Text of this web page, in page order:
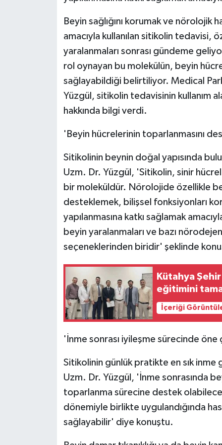
Beyin sağlığını korumak ve
amacıyla kullanılan sitikolin tedavisi,
yaralanmaları sonrası gündeme
rol oynayan bu molekülün, beyin
sağlayabildiği belirtiliyor. Medical
Yüzgül, sitikolin tedavisinin kullanım
hakkında bilgi verdi.
'Beyin hücrelerinin toparlanmasını
Sitikolinin beynin doğal yapısında
Uzm. Dr. Yüzgül, 'Sitikolin, sinir
bir moleküldür. Nörolojide özellikle
desteklemek, bilişsel fonksiyonları
yapılanmasına katkı sağlamak
beyin yaralanmaları ve bazı
seçeneklerinden biridir' şeklinde
Kütahya
eğitimini
İçeriği
'İnme sonrası iyileşme sürecinde öne
Sitikolinin günlük pratikte en sık inme
Uzm. Dr. Yüzgül, 'İnme sonrasında
toparlanma sürecine destek
dönemiyle birlikte uygulandığında
sağlayabilir' diye konuştu.
KÜLTÜR SANAT
Otomobil
POLİTİKA
SPOR HABERLERİ
ÜLKE GÜNDEMİ
Yerel Haberler